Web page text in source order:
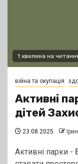
1 хвилина на
війна та окупація
Активні
дітей
23.08.2025
Активні парки -